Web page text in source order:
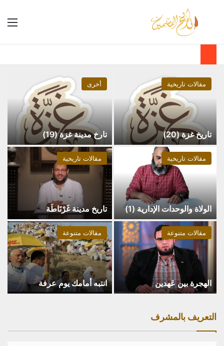
مقالات تاريخية
تاريخ غزة (20)
أخرى
تارخ مدينة غزة (19)
مقالات تاريخية
الولاة والوحدات الإدارية (1)
مقالات تاريخية
تاريخ مدينة غَرْنَاطَة
مقالات متنوعة
الهجرة بين عَهدين
مقالات متنوعة
انتبه أمامك يوم عرفة
التعريف بالمشرف